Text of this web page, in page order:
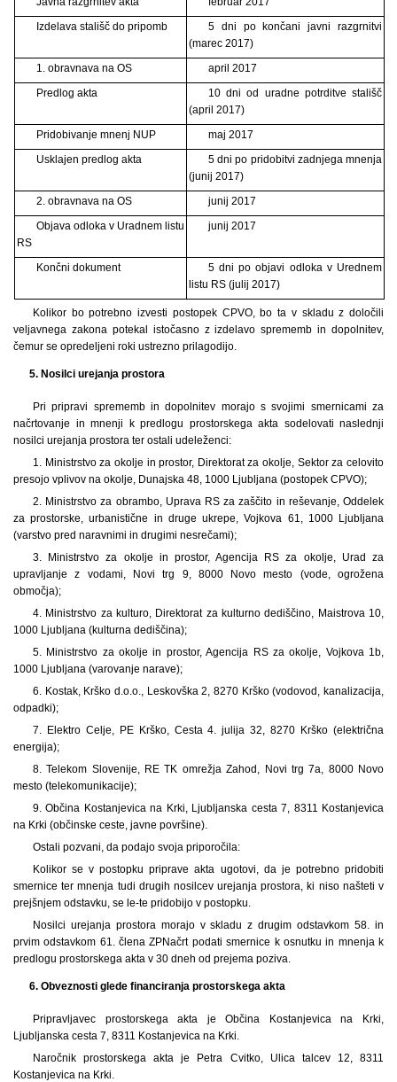
Izdelava stališč do pripomb
5 dni po končani javni razgrnitvi
(marec 2017)
1. obravnava na OS
april 2017
Predlog akta
10 dni od uradne potrditve stališč
(april 2017)
Pridobivanje mnenj NUP
maj 2017
Usklajen predlog akta
5 dni po pridobitvi zadnjega mnenja
(junij 2017)
2. obravnava na OS
junij 2017
Objava odloka v Uradnem listu
RS
junij 2017
Končni dokument
5 dni po objavi odloka v Urednem
listu RS (julij 2017)
Kolikor bo potrebno izvesti postopek CPVO, bo ta v skladu z določili
veljavnega zakona potekal istočasno z izdelavo sprememb in dopolnitev,
čemur se opredeljeni roki ustrezno prilagodijo.
5. Nosilci urejanja prostora
Pri pripravi sprememb in dopolnitev morajo s svojimi smernicami za
načrtovanje in mnenji k predlogu prostorskega akta sodelovati naslednji
nosilci urejanja prostora ter ostali udeleženci:
1. Ministrstvo za okolje in prostor, Direktorat za okolje, Sektor za celovito
presojo vplivov na okolje, Dunajska 48, 1000 Ljubljana (postopek CPVO);
2. Ministrstvo za obrambo, Uprava RS za zaščito in reševanje, Oddelek
za prostorske, urbanistične in druge ukrepe, Vojkova 61, 1000 Ljubljana
(varstvo pred naravnimi in drugimi nesrečami);
3. Ministrstvo za okolje in prostor, Agencija RS za okolje, Urad za
upravljanje z vodami, Novi trg 9, 8000 Novo mesto (vode, ogrožena
območja);
4. Ministrstvo za kulturo, Direktorat za kulturno dediščino, Maistrova 10,
1000 Ljubljana (kulturna dediščina);
5. Ministrstvo za okolje in prostor, Agencija RS za okolje, Vojkova 1b,
1000 Ljubljana (varovanje narave);
6. Kostak, Krško d.o.o., Leskovška 2, 8270 Krško (vodovod, kanalizacija,
odpadki);
7. Elektro Celje, PE Krško, Cesta 4. julija 32, 8270 Krško (električna
energija);
8. Telekom Slovenije, RE TK omrežja Zahod, Novi trg 7a, 8000 Novo
mesto (telekomunikacije);
9. Občina Kostanjevica na Krki, Ljubljanska cesta 7, 8311 Kostanjevica
na Krki (občinske ceste, javne površine).
Ostali pozvani, da podajo svoja priporočila:
Kolikor se v postopku priprave akta ugotovi, da je potrebno pridobiti
smernice ter mnenja tudi drugih nosilcev urejanja prostora, ki niso našteti v
prejšnjem odstavku, se le-te pridobijo v postopku.
Nosilci urejanja prostora morajo v skladu z drugim odstavkom 58. in
prvim odstavkom 61. člena ZPNačrt podati smernice k osnutku in mnenja k
predlogu prostorskega akta v 30 dneh od prejema poziva.
6. Obveznosti glede financiranja prostorskega akta
Pripravljavec prostorskega akta je Občina Kostanjevica na Krki,
Ljubljanska cesta 7, 8311 Kostanjevica na Krki.
Naročnik prostorskega akta je Petra Cvitko, Ulica talcev 12, 8311
Kostanjevica na Krki.